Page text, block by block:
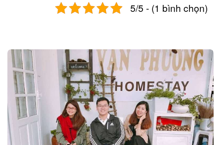
5/5 - (1 bình chọn)
Post
navigation